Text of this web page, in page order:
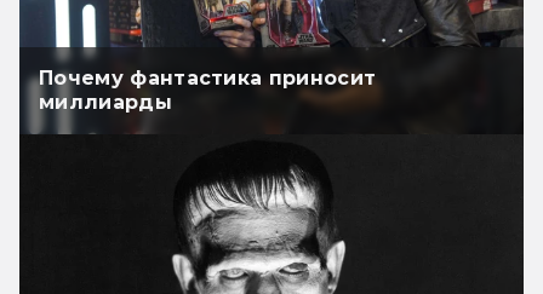
Почему фантастика приносит
миллиарды